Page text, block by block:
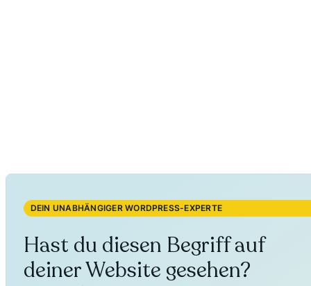
DEIN UNABHÄNGIGER WORDPRESS-EXPERTE
Hast du diesen Begriff auf
deiner Website gesehen?